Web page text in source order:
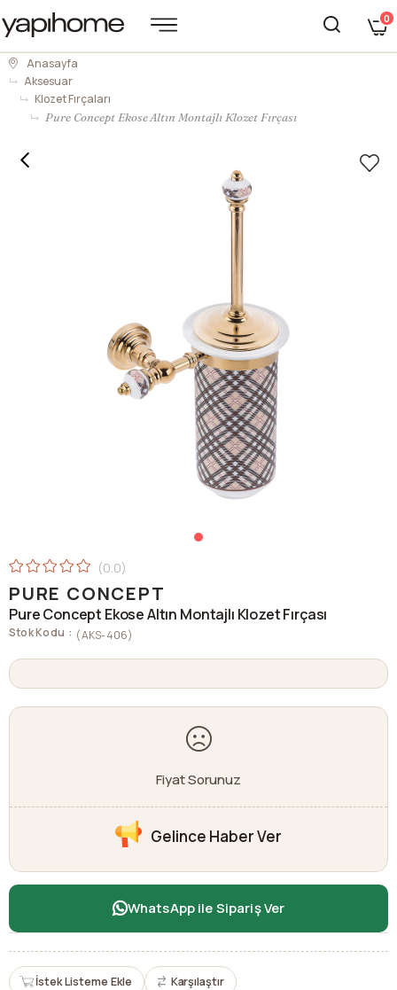
0
Anasayfa
Aksesuar
Klozet Fırçaları
Pure Concept Ekose Altın Montajlı Klozet Fırçası
0.0
PURE CONCEPT
Pure Concept Ekose Altın Montajlı Klozet Fırçası
Stok Kodu (AKS-406)
Fiyat Sorunuz
Gelince Haber Ver
WhatsApp ile Sipariş Ver
İstek Listeme Ekle Karşılaştır